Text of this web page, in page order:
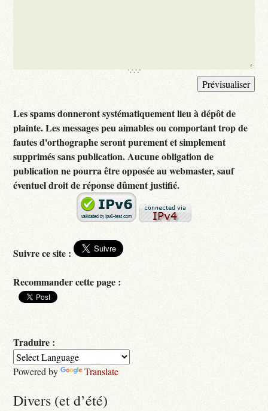
Les spams donneront systématiquement lieu à dépôt de
plainte. Les messages peu aimables ou comportant trop de
fautes d'orthographe seront purement et simplement
supprimés sans publication. Aucune obligation de
publication ne pourra être opposée au webmaster, sauf
éventuel droit de réponse dûment justifié.
Suivre ce site :
Recommander cette page :
Traduire :
Powered by Translate
Divers (et d’été)